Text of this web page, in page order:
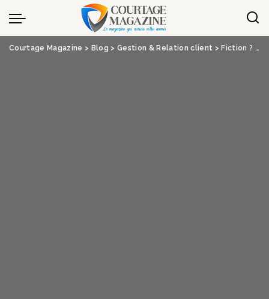
Panneau de gestion des cookies
Courtage Magazine > Blog > Gestion & Relation client > Fiction ? L’assurance à la tête du client